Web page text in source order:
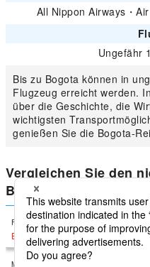
All Nippon Airways ・
Ungefähr
Bis zu Bogota können in
Flugzeug erreicht werden.
über die Geschichte, die
wichtigsten
genießen Sie die Bogota-
Vergleichen Sie den
Bogota
Frankfurt Bogota(BOG)
EUR1,375 〜
Munich Bogota(BOG)